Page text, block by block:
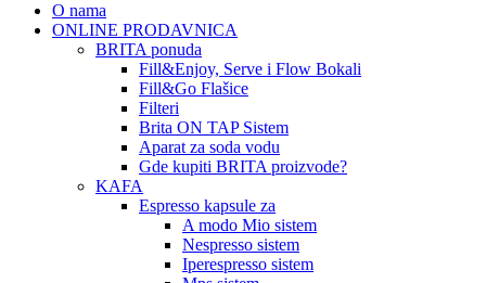
O nama
ONLINE PRODAVNICA
BRITA ponuda
Fill&Enjoy, Serve i Flow Bokali
Fill&Go Flašice
Filteri
Brita ON TAP Sistem
Aparat za soda vodu
Gde kupiti BRITA proizvode?
KAFA
Espresso kapsule za
A modo Mio sistem
Nespresso sistem
Iperespresso sistem